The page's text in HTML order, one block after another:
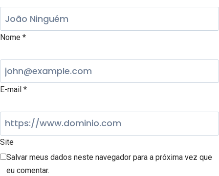
Nome *
E-mail *
Site
Salvar meus dados neste navegador para a próxima vez que
eu comentar.